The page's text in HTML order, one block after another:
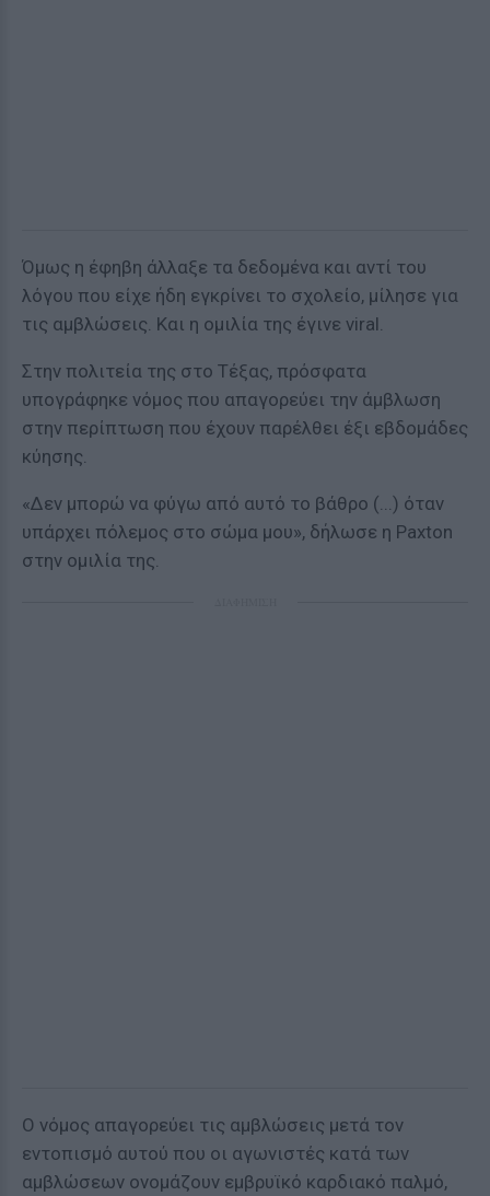
Όμως η έφηβη άλλαξε τα δεδομένα και αντί του
λόγου που είχε ήδη εγκρίνει το σχολείο, μίλησε για
τις αμβλώσεις. Και η ομιλία της έγινε viral.
Στην πολιτεία της στο Τέξας, πρόσφατα
υπογράφηκε νόμος που απαγορεύει την άμβλωση
στην περίπτωση που έχουν παρέλθει έξι εβδομάδες
κύησης.
«Δεν μπορώ να φύγω από αυτό το βάθρο (...) όταν
υπάρχει πόλεμος στο σώμα μου», δήλωσε η Paxton
στην ομιλία της.
Ο νόμος απαγορεύει τις αμβλώσεις μετά τον
εντοπισμό αυτού που οι αγωνιστές κατά των
αμβλώσεων ονομάζουν εμβρυϊκό καρδιακό παλμό,